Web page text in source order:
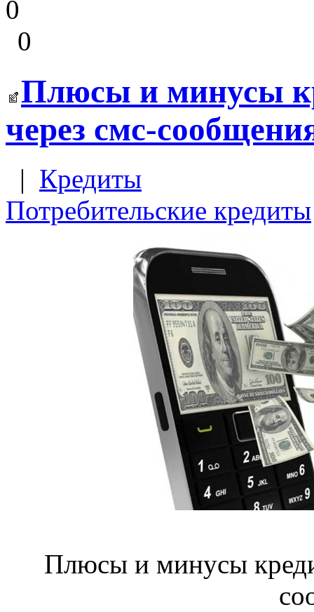
0
0
Плюсы и минусы
через смс-
| Кредиты
Потребительские кредиты
Плюсы и минусы